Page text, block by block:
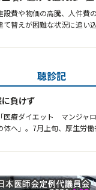
費や物価の高騰、人件費
て替えが困難な状況に追い
聴診記
に負けず
医療ダイエット マンジャ
体へ」。7月上旬、厚生労